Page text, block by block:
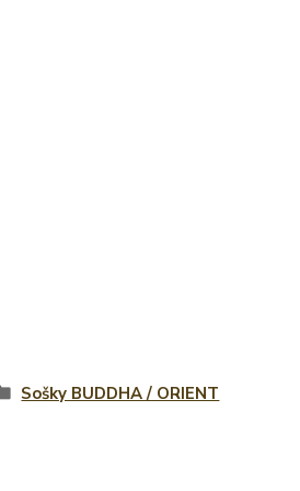
Sošky BUDDHA / ORIENT